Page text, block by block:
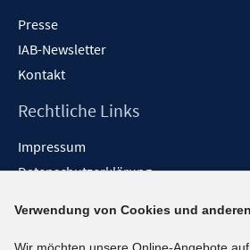
Presse
IAB-Newsletter
Kontakt
Rechtliche Links
Impressum
Datenschutzerklärung
Barrieren melden
Verwendung von Cookies und